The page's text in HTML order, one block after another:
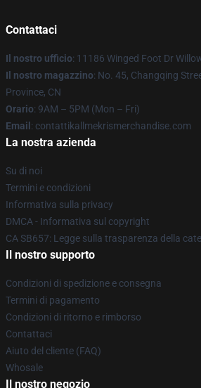
Contattaci
Il nostro ufficio: 11186 Winged Foot Dr
Il nostro magazzino: No. 45, Changqing
Province, CN
Orario: 9AM – 5PM (Mon – Fri)
Email : contattikallmekrismerchandise.com
La nostra azienda
Su di noi
Termini e condizioni
Informativa sulla privacy
DMCA - Informativa sul copyright
CA SB657: Legge sulla trasparenza della
Il nostro supporto
Condizioni di spedizione e consegna
Termini di pagamento
Condizioni di ritorno e rimborso
Contattaci
Aiuto del cliente (FAQ)
Whosale
Il nostro negozio